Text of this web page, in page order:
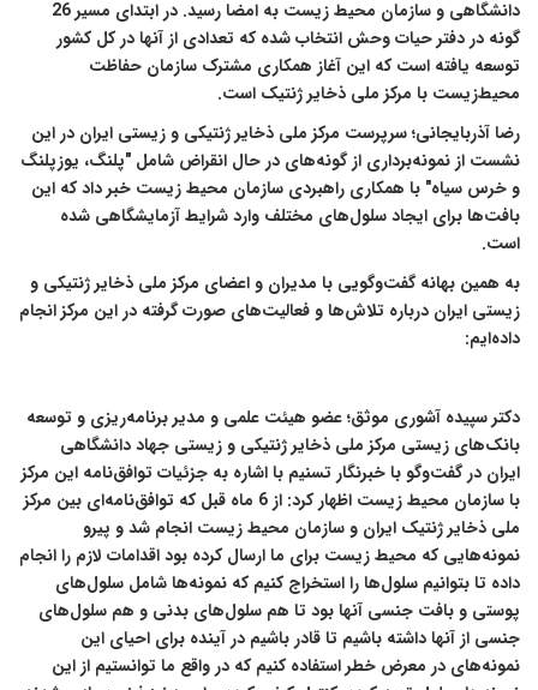
دانشگاهی و سازمان محیط زیست به امضا رسید. در ابتدای مسیر 26
گونه در دفتر حیات وحش انتخاب شده که تعدادی از آنها در کل کشور
توسعه یافته است که این آغاز همکاری مشترک سازمان حفاظت
محیط‌زیست با مرکز ملی ذخایر ژنتیک است.
رضا آذربایجانی؛ سرپرست مرکز ملی ذخایر ژنتیکی و زیستی ایران در این
نشست از نمونه‌برداری از گونه‌های در حال انقراض شامل "پلنگ، یوزپلنگ
و خرس سیاه" با همکاری راهبردی سازمان محیط زیست خبر داد که این
بافت‌ها برای ایجاد سلول‌های مختلف وارد شرایط آزمایشگاهی شده
است.
به همین بهانه گفت‌و‌گویی با مدیران و اعضای مرکز ملی ذخایر ژنتیکی و
زیستی ایران درباره تلاش‌ها و فعالیت‌های صورت گرفته در این مرکز انجام
داده‌ایم:
دکتر سپیده آشوری موثق؛ عضو هیئت علمی و مدیر برنامه‌ریزی و توسعه
بانک‌های زیستی مرکز ملی ذخایر ژنتیکی و زیستی جهاد دانشگاهی
ایران در گفت‌و‌گو با خبرنگار تسنیم با اشاره به جزئیات توافق‌نامه این مرکز
با سازمان محیط زیست اظهار کرد: از 6 ماه قبل که توافق‌نامه‌ای بین مرکز
ملی ذخایر ژنتیک ایران و سازمان محیط زیست انجام شد و پیرو
نمونه‌هایی که محیط زیست برای ما ارسال کرده بود اقدامات لازم را انجام
داده تا بتوانیم سلول‌ها را استخراج کنیم که نمونه‌ها شامل سلول‌های
پوستی و بافت جنسی آنها بود تا هم سلول‌های بدنی و هم سلول‌های
جنسی از آنها داشته باشیم تا قادر باشیم در آینده برای احیای این
نمونه‌های در معرض خطر استفاده کنیم که در واقع ما توانستیم از این